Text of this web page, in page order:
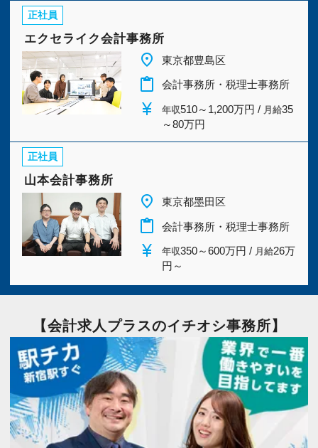
採用ご担当者様
埼玉県 (6)
東京都(124)
新潟県(3) 富山県(2)
石川県(2)
山梨県 (2)
岐阜県(2) 静岡県(2)
三重県
大阪府(24) (2)
奈良県(2) 和歌山県 (2)
鳥取県(2) 島根県(2)
正社員
エクセライク会計事務所
place 東京都豊島区
content_paste 会計事務所・税理士事務所
currency_yen 年収510～1,200万円 / 月給35
～80万円
正社員
山本会計事務所
place 東京都墨田区
content_paste 会計事務所・税理士事務所
currency_yen 年収350～600万円 / 月給26万
円～
【会計求人プラスのイチオシ事務所】